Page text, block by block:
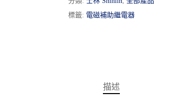
標籤: 電磁補助繼電器
描述